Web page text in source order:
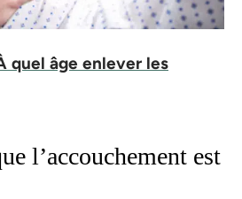
quel âge enlever les
l’accouchement est